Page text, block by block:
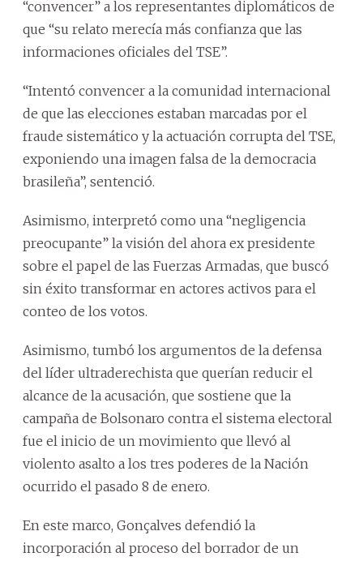
“convencer” a los representantes diplomáticos de
que “su relato merecía más confianza que las
informaciones oficiales del TSE”.
“Intentó convencer a la comunidad internacional
de que las elecciones estaban marcadas por el
fraude sistemático y la actuación corrupta del TSE,
exponiendo una imagen falsa de la democracia
brasileña”, sentenció.
Asimismo, interpretó como una “negligencia
preocupante” la visión del ahora ex presidente
sobre el papel de las Fuerzas Armadas, que buscó
sin éxito transformar en actores activos para el
conteo de los votos.
Asimismo, tumbó los argumentos de la defensa
del líder ultraderechista que querían reducir el
alcance de la acusación, que sostiene que la
campaña de Bolsonaro contra el sistema electoral
fue el inicio de un movimiento que llevó al
violento asalto a los tres poderes de la Nación
ocurrido el pasado 8 de enero.
En este marco, Gonçalves defendió la
incorporación al proceso del borrador de un